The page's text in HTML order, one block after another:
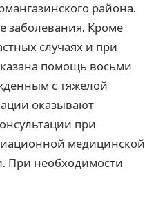
района.
заболевания. Кроме
случаях и при
помощь восьми
с тяжелой
оказывают
при
медицинской
При необходимости